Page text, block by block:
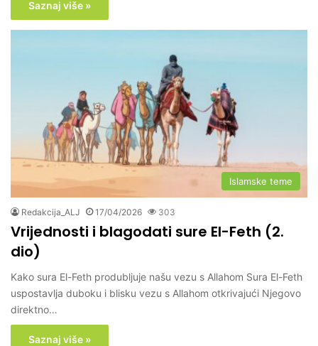
Saznaj više »
Islamske teme
Redakcija_ALJ 17/04/2026 303
Vrijednosti i blagodati sure El-Feth (2.
dio)
Kako sura El-Feth produbljuje našu vezu s Allahom Sura El-Feth
uspostavlja duboku i blisku vezu s Allahom otkrivajući Njegovo
direktno…
Saznaj više »